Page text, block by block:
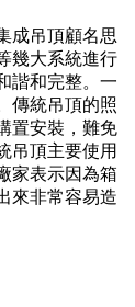
成吊頂顧名思
幾大系統進行
諧和完整。一
傳統吊頂的照
置安裝，難免
吊頂主要使用
家表示因為箱
來非常容易造